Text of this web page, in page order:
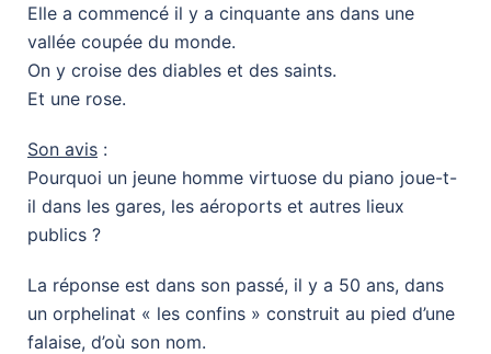
Elle a commencé il y a cinquante ans dans une
vallée coupée du monde.
On y croise des diables et des saints.
Et une rose.
Son avis :
Pourquoi un jeune homme virtuose du piano joue-t-
il dans les gares, les aéroports et autres lieux
publics ?
La réponse est dans son passé, il y a 50 ans, dans
un orphelinat « les confins » construit au pied d’une
falaise, d’où son nom.